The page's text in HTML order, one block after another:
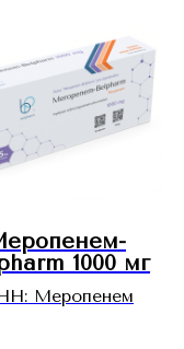
1000 мг
Меропенем